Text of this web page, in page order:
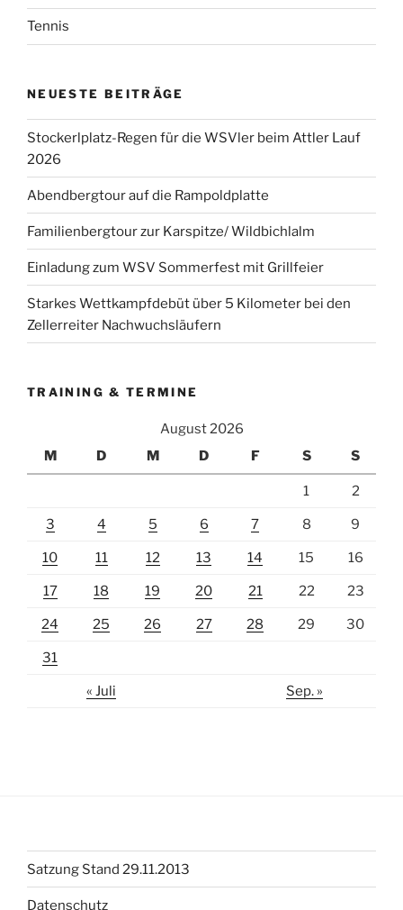
Tennis
NEUESTE BEITRÄGE
Stockerlplatz-Regen für die WSVler beim Attler Lauf
2026
Abendbergtour auf die Rampoldplatte
Familienbergtour zur Karspitze/ Wildbichlalm
Einladung zum WSV Sommerfest mit Grillfeier
Starkes Wettkampfdebüt über 5 Kilometer bei den
Zellerreiter Nachwuchsläufern
TRAINING & TERMINE
August 2026
M
D M D F S S
1 2
3 4 5 6 7 8 9
10 11 12 13 14 15 16
17 18 19 20 21 22 23
24 25 26 27 28 29 30
31
« Juli Sep. »
Satzung Stand 29.11.2013
Datenschutz